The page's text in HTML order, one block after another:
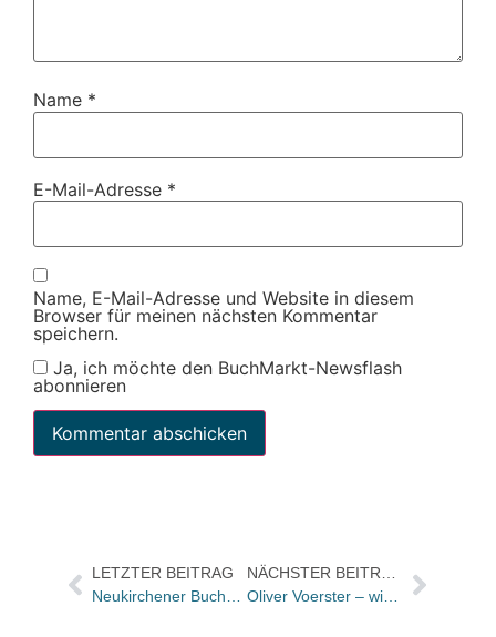
Name *
E-Mail-Adresse *
Name, E-Mail-Adresse und Website in diesem
Browser für meinen nächsten Kommentar
speichern.
Ja, ich möchte den BuchMarkt-Newsflash
abonnieren
LETZTER BEITRAG